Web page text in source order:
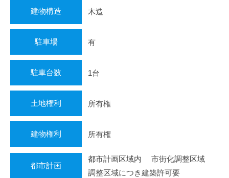
建物構造 木造
駐車場 有
駐車台数 1台
土地権利 所有権
建物権利 所有権
都市計画
都市計画区域内 市街化調整区域
調整区域につき建築許可要